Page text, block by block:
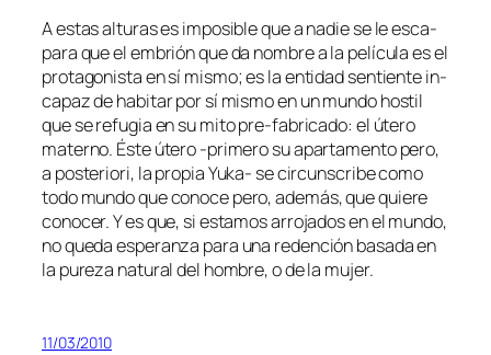
A es­tas al­tu­ras es im­po­si­ble que a na­die se le es­ca­
pa­ra que el em­brión que da nom­bre a la pe­lí­cu­la es el
pro­ta­go­nis­ta en sí mis­mo; es la en­ti­dad sen­tien­te in­
ca­paz de ha­bi­tar por sí mis­mo en un mun­do hos­til
que se re­fu­gia en su mi­to pre-fabricado: el úte­ro
ma­terno. Éste úte­ro ‑pri­me­ro su apar­ta­men­to pe­ro,
a pos­te­rio­ri, la pro­pia Yuka- se cir­cuns­cri­be co­mo
to­do mun­do que co­no­ce pe­ro, ade­más, que quie­re
co­no­cer. Y es que, si es­ta­mos arro­ja­dos en el mun­do,
no que­da es­pe­ran­za pa­ra una re­den­ción ba­sa­da en
la pu­re­za na­tu­ral del hom­bre, o de la mujer.
11/03/2010